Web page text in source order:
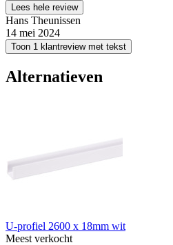
Lees hele review
Hans Theunissen
14 mei 2024
Toon 1 klantreview met tekst
Alternatieven
U-profiel 2600 x 18mm wit
Meest verkocht